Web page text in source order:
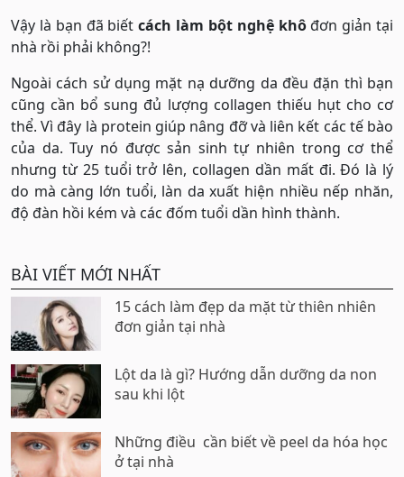
Vậy là bạn đã biếtcách làm bột nghệ khôđơn giản tại
nhà rồi phải không?!
Ngoài cách sử dụng mặt nạ dưỡng da đều đặn thì bạn
cũng cần bổ sung đủ lượng collagen thiếu hụt cho cơ
thể. Vì đây là protein giúp nâng đỡ và liên kết các tế bào
của da. Tuy nó được sản sinh tự nhiên trong cơ thể
nhưng từ 25 tuổi trở lên, collagen dần mất đi. Đó là lý
do mà càng lớn tuổi, làn da xuất hiện nhiều nếp nhăn,
độ đàn hồi kém và các đốm tuổi dần hình thành.
BÀI VIẾT MỚI NHẤT
15 cách làm đẹp da mặt từ thiên nhiên
đơn giản tại nhà
Lột da là gì? Hướng dẫn dưỡng da non
sau khi lột
Những điều cần biết về peel da hóa học
ở tại nhà